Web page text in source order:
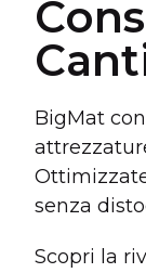
BigMat
senza
Scopri la